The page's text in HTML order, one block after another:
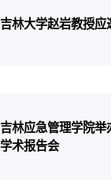
吉林大学赵岩教授
吉林应急管理学院
学术报告会